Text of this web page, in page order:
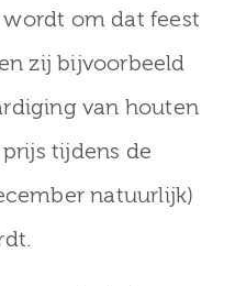
om dat feest
zij bijvoorbeeld
van houten
tijdens de
natuurlijk)